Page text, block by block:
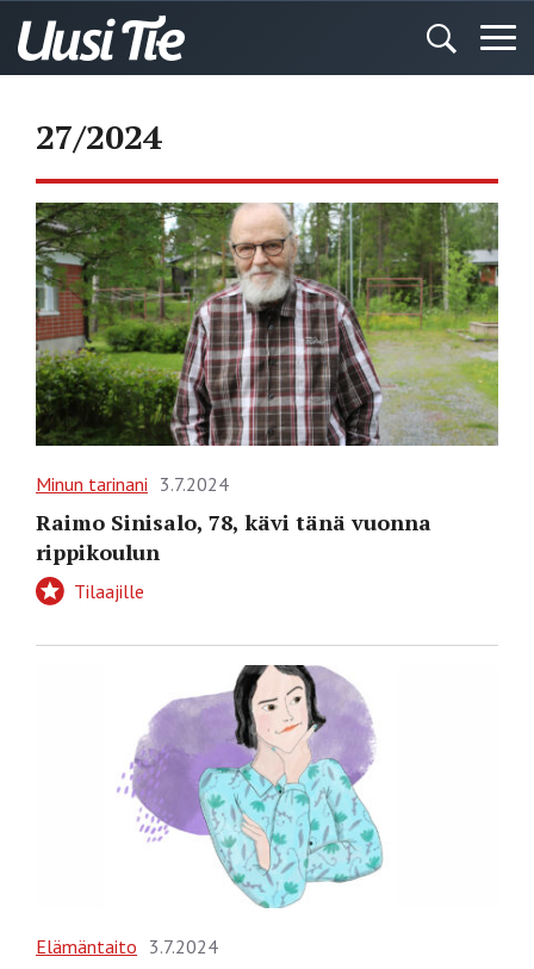
27/2024
Minun tarinani 3.7.2024
Raimo Sinisalo, 78, kävi tänä vuonna
rippikoulun
Tilaajille
Elämäntaito 3.7.2024